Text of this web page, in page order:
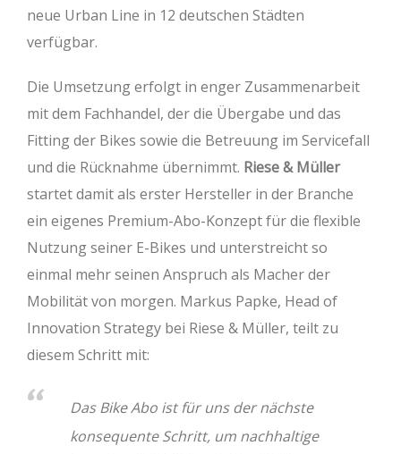
neue Urban Line in 12 deutschen Städten
verfügbar.
Die Umsetzung erfolgt in enger Zusammenarbeit
mit dem Fachhandel, der die Übergabe und das
Fitting der Bikes sowie die Betreuung im Servicefall
und die Rücknahme übernimmt. Riese & Müller
startet damit als erster Hersteller in der Branche
ein eigenes Premium-Abo-Konzept für die flexible
Nutzung seiner E-Bikes und unterstreicht so
einmal mehr seinen Anspruch als Macher der
Mobilität von morgen. Markus Papke, Head of
Innovation Strategy bei Riese & Müller, teilt zu
diesem Schritt mit:
Das Bike Abo ist für uns der nächste
konsequente Schritt, um nachhaltige